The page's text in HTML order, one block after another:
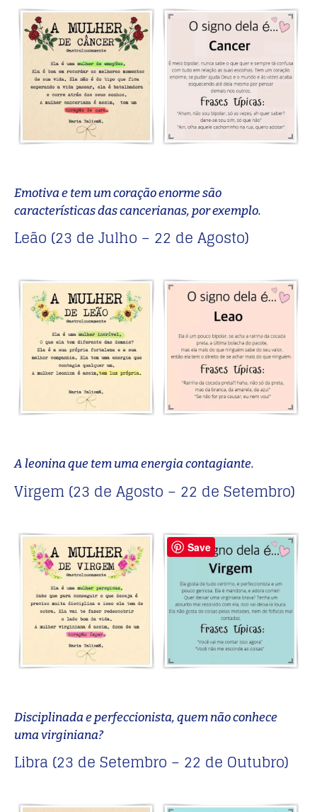
Emotiva e tem um coração enorme são
características das cancerianas, por exemplo.
Leão (23 de Julho – 22 de Agosto)
A leonina que tem uma energia contagiante.
Virgem (23 de Agosto – 22 de Setembro)
Disciplinada e perfeccionista, quem não conhece
uma virginiana?
Libra (23 de Setembro – 22 de Outubro)
Save